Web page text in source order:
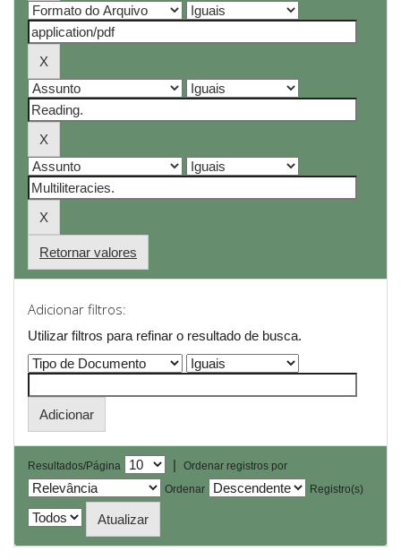
Retornar valores
Adicionar filtros:
Utilizar filtros para refinar o resultado de busca.
Resultados/Página |
Ordenar registros por
Ordenar
Registro(s)